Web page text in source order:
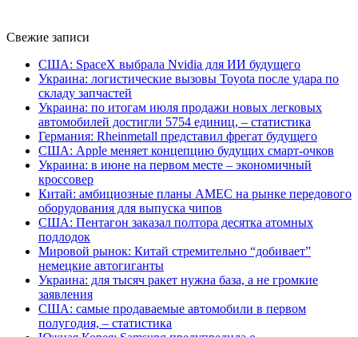
Свежие записи
США: SpaceX выбрала Nvidia для ИИ будущего
Украина: логистические вызовы Toyota после удара по
складу запчастей
Украина: по итогам июля продажи новых легковых
автомобилей достигли 5754 единиц, – статистика
Германия: Rheinmetall представил фрегат будущего
США: Apple меняет концепцию будущих смарт-очков
Украина: в июне на первом месте – экономичный
кроссовер
Китай: амбициозные планы AMEC на рынке передового
оборудования для выпуска чипов
США: Пентагон заказал полтора десятка атомных
подлодок
Мировой рынок: Китай стремительно “добивает”
немецкие автогиганты
Украина: для тысяч ракет нужна база, а не громкие
заявления
США: самые продаваемые автомобили в первом
полугодия, – статистика